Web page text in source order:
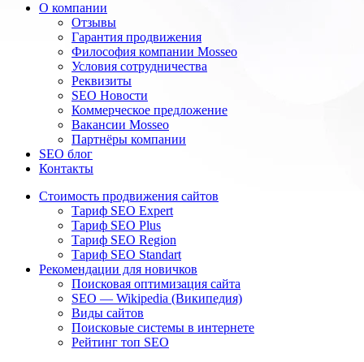
О компании
Отзывы
Гарантия продвижения
Философия компании Mosseo
Условия сотрудничества
Реквизиты
SEO Новости
Коммерческое предложение
Вакансии Mosseo
Партнёры компании
SEO блог
Контакты
Стоимость продвижения сайтов
Тариф SEO Expert
Тариф SEO Plus
Тариф SEO Region
Тариф SEO Standart
Рекомендации для новичков
Поисковая оптимизация сайта
SEO — Wikipedia (Википедия)
Виды сайтов
Поисковые системы в интернете
Рейтинг топ SEO